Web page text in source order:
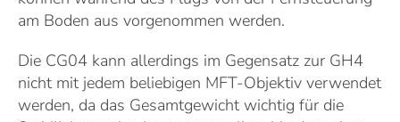
am Boden aus vorgenommen werden.
Die CG04 kann allerdings im Gegensatz zur GH4
nicht mit jedem beliebigen MFT-Objektiv verwendet
werden, da das Gesamtgewicht wichtig für die